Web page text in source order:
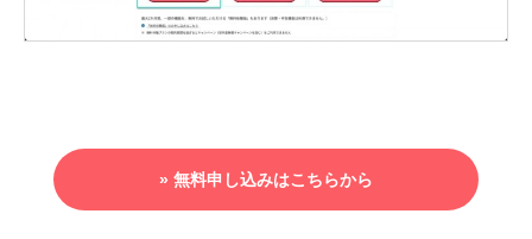
» 無料申し込みはこちらから